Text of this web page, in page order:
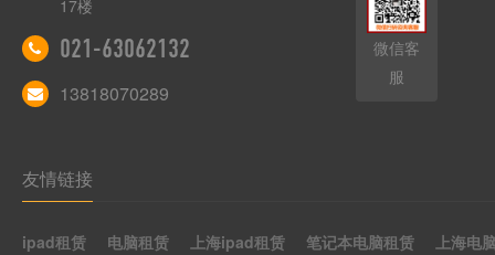
17楼
021-63062132
13818070289
微信客
服
友情链接
ipad租赁 电脑租赁 上海ipad租赁 笔记本电脑租赁 上海电